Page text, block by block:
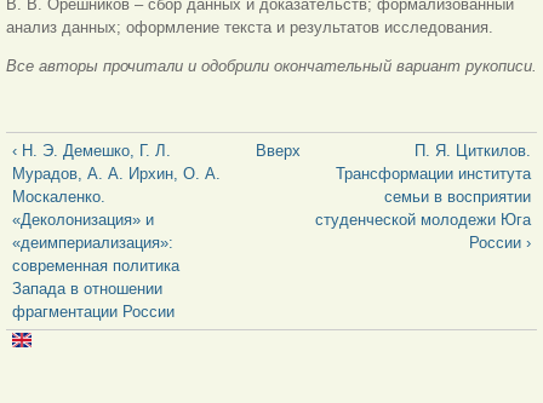
В. В. Орешников – сбор данных и доказательств; формализованный
анализ данных; оформление текста и результатов исследования.
Все авторы прочитали и одобрили окончательный вариант рукописи.
‹ Н. Э. Демешко, Г. Л.
Мурадов, А. А. Ирхин, О. А.
Москаленко.
«Деколонизация» и
«деимпериализация»:
современная политика
Запада в отношении
фрагментации России
Вверх
П. Я. Циткилов.
Трансформации института
семьи в восприятии
студенческой молодежи Юга
России ›